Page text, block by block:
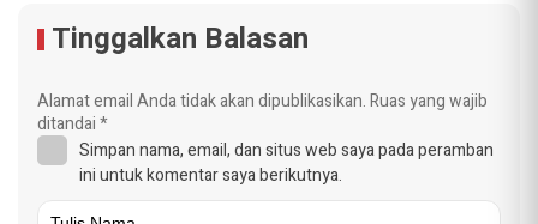
Tinggalkan Balasan
Alamat email Anda tidak akan dipublikasikan.Ruas yang wajib
ditandai*
Simpan nama, email, dan situs web saya pada peramban
ini untuk komentar saya berikutnya.